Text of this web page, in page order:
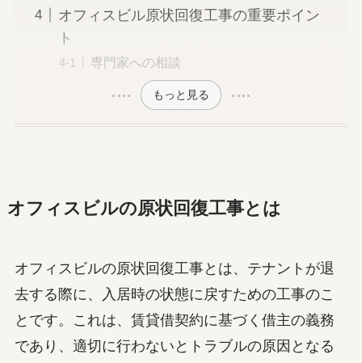
オフィスビル原状回復工事の重要ポイン
ト
専門家への相談
もっと見る
オフィスビルの原状回復工事とは
オフィスビルの原状回復工事とは、テナントが退
去する際に、入居時の状態に戻すための工事のこ
とです。これは、賃貸借契約に基づく借主の義務
であり、適切に行わないとトラブルの原因となる